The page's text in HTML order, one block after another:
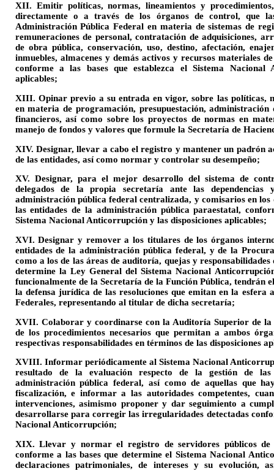
XII. Emitir políticas, normas, lineamientos y
directamente o a través de los órganos de control, que
Administración Pública Federal en materia de sistemas de
remuneraciones de personal, contratación de adquisiciones,
de obra pública, conservación, uso, destino, afectación,
inmuebles, almacenes y demás activos y recursos materiales
conforme a las bases que establezca el Sistema Nacional
aplicables;
XIII. Opinar previo a su entrada en vigor, sobre las políticas,
en materia de programación, presupuestación,
financieros, así como sobre los proyectos de normas en
manejo de fondos y valores que formule la Secretaría de
XIV. Designar, llevar a cabo el registro y mantener un padrón
de las entidades, así como normar y controlar su desempeño;
XV. Designar, para el mejor desarrollo del sistema de
delegados de la propia secretaría ante las dependencias
administración pública federal centralizada, y comisarios en
las entidades de la administración pública paraestatal,
Sistema Nacional Anticorrupción y las disposiciones aplicables;
XVI. Designar y remover a los titulares de los órganos
entidades de la administración pública federal, y de la
como a los de las áreas de auditoría, quejas y
determine la Ley General del Sistema Nacional
funcionalmente de la Secretaría de la Función Pública, tendrán
la defensa jurídica de las resoluciones que emitan en la
Federales, representando al titular de dicha secretaría;
XVII. Colaborar y coordinarse con la Auditoría Superior de la
de los procedimientos necesarios que permitan a ambos
respectivas responsabilidades en términos de las disposiciones
XVIII. Informar periódicamente al Sistema Nacional
resultado de la evaluación respecto de la gestión de las
administración pública federal, así como de aquellas que
fiscalización, e informar a las autoridades competentes,
intervenciones, asimismo proponer y dar seguimiento a
desarrollarse para corregir las irregularidades detectadas
Nacional Anticorrupción;
XIX. Llevar y normar el registro de servidores públicos de
conforme a las bases que determine el Sistema Nacional
declaraciones patrimoniales, de intereses y su evolución,